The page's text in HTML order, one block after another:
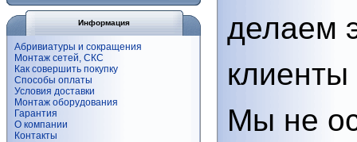
Информация
Абривиатуры и сокращения
Монтаж сетей, СКС
Как совершить покупку
Способы оплаты
Условия доставки
Монтаж оборудования
Гарантия
О компании
Контакты
делаем
Мы не